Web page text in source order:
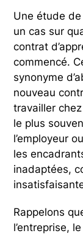
Une étude de
un cas sur
contrat
commencé.
synonyme
nouveau
travailler
le plus
l’employeur
les
inadaptées,
Rappelons
l’entreprise,